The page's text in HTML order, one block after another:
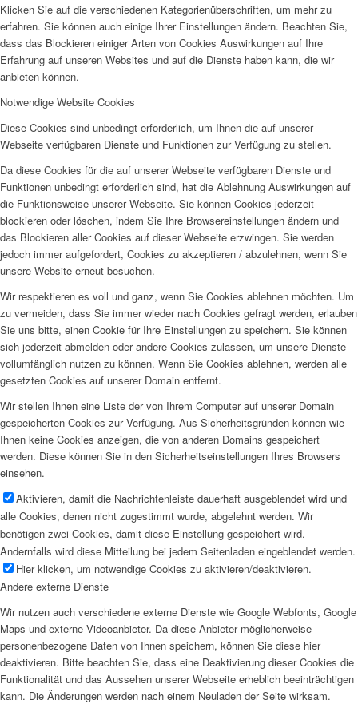
Klicken Sie auf die verschiedenen Kategorienüberschriften, um mehr zu
erfahren. Sie können auch einige Ihrer Einstellungen ändern. Beachten Sie,
dass das Blockieren einiger Arten von Cookies Auswirkungen auf Ihre
Erfahrung auf unseren Websites und auf die Dienste haben kann, die wir
anbieten können.
Notwendige Website Cookies
Diese Cookies sind unbedingt erforderlich, um Ihnen die auf unserer
Webseite verfügbaren Dienste und Funktionen zur Verfügung zu stellen.
Da diese Cookies für die auf unserer Webseite verfügbaren Dienste und
Funktionen unbedingt erforderlich sind, hat die Ablehnung Auswirkungen auf
die Funktionsweise unserer Webseite. Sie können Cookies jederzeit
blockieren oder löschen, indem Sie Ihre Browsereinstellungen ändern und
das Blockieren aller Cookies auf dieser Webseite erzwingen. Sie werden
jedoch immer aufgefordert, Cookies zu akzeptieren / abzulehnen, wenn Sie
unsere Website erneut besuchen.
Wir respektieren es voll und ganz, wenn Sie Cookies ablehnen möchten. Um
zu vermeiden, dass Sie immer wieder nach Cookies gefragt werden, erlauben
Sie uns bitte, einen Cookie für Ihre Einstellungen zu speichern. Sie können
sich jederzeit abmelden oder andere Cookies zulassen, um unsere Dienste
vollumfänglich nutzen zu können. Wenn Sie Cookies ablehnen, werden alle
gesetzten Cookies auf unserer Domain entfernt.
Wir stellen Ihnen eine Liste der von Ihrem Computer auf unserer Domain
gespeicherten Cookies zur Verfügung. Aus Sicherheitsgründen können wie
Ihnen keine Cookies anzeigen, die von anderen Domains gespeichert
werden. Diese können Sie in den Sicherheitseinstellungen Ihres Browsers
einsehen.
Aktivieren, damit die Nachrichtenleiste dauerhaft ausgeblendet wird und
alle Cookies, denen nicht zugestimmt wurde, abgelehnt werden. Wir
benötigen zwei Cookies, damit diese Einstellung gespeichert wird.
Andernfalls wird diese Mitteilung bei jedem Seitenladen eingeblendet werden.
Hier klicken, um notwendige Cookies zu aktivieren/deaktivieren.
Andere externe Dienste
Wir nutzen auch verschiedene externe Dienste wie Google Webfonts, Google
Maps und externe Videoanbieter. Da diese Anbieter möglicherweise
personenbezogene Daten von Ihnen speichern, können Sie diese hier
deaktivieren. Bitte beachten Sie, dass eine Deaktivierung dieser Cookies die
Funktionalität und das Aussehen unserer Webseite erheblich beeinträchtigen
kann. Die Änderungen werden nach einem Neuladen der Seite wirksam.